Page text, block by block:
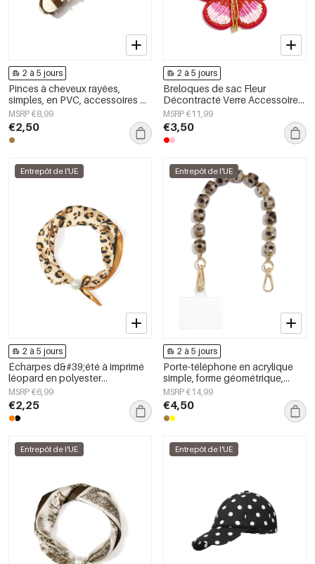
2 à 5 jours
Pinces à cheveux rayées,
simples, en PVC, accessoires du
quotidien
MSRP €8,99
€2,50
2 à 5 jours
Breloques de sac Fleur
Décontracté Verre Accessoires
du quotidien
MSRP €11,99
€3,50
Entrepôt de l'UE
2 à 5 jours
Écharpes d&#39;été à imprimé
léopard en polyester
décontracté, accessoires du
quotidien
MSRP €6,99
€2,25
Entrepôt de l'UE
2 à 5 jours
Porte-téléphone en acrylique
simple, forme géométrique,
accessoire du quotidien
MSRP €14,99
€4,50
Entrepôt de l'UE Entrepôt de l'UE